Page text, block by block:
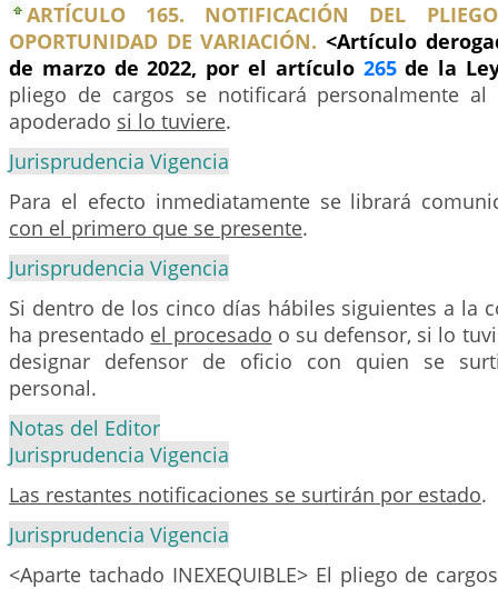
ARTÍCULO 165. NOTIFICACIÓN DEL
OPORTUNIDAD DE VARIACIÓN. <Artículo
de marzo de 2022, por el artículo 265de la
pliego de cargos se notificará personalmente
apoderado si lo tuviere.
Jurisprudencia Vigencia
Para el efecto inmediatamente se librará
con el primero que se presente.
Jurisprudencia Vigencia
Si dentro de los cinco días hábiles siguientes a la
ha presentado el procesado o su defensor, si lo
designar defensor de oficio con quien se
personal.
Notas del Editor
Jurisprudencia Vigencia
Las restantes notificaciones se surtirán por estado.
Jurisprudencia Vigencia
<Aparte tachado INEXEQUIBLE> El pliego de